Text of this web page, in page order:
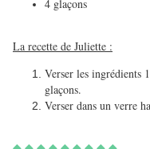
4 glaçons
La recette de Juliette :
Verser les ingrédients
glaçons.
Verser dans un verre